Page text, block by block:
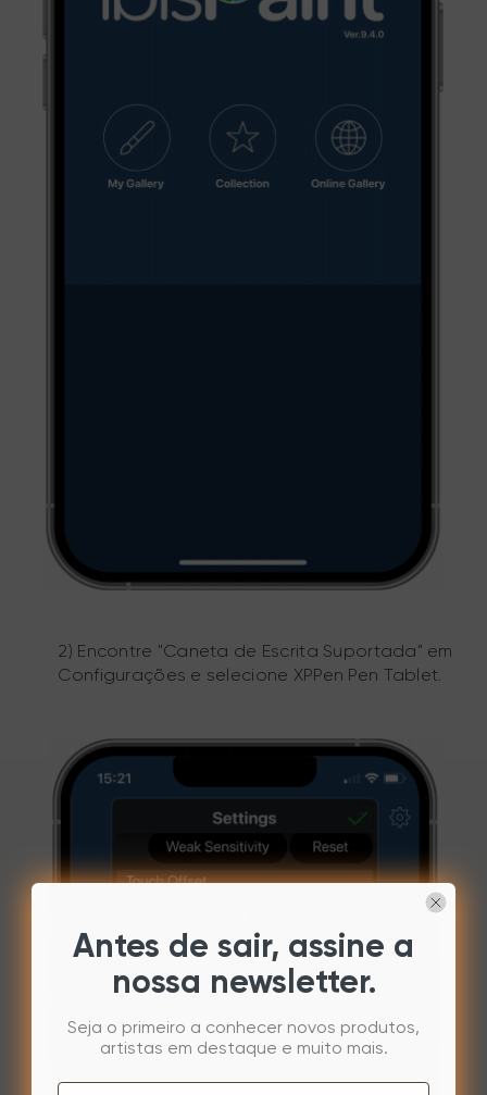
2) Encontre "Caneta de Escrita Suportada" em
Configurações e selecione XPPen Pen Tablet.
Antes de sair, assine a
nossa newsletter.
Seja o primeiro a conhecer novos produtos,
artistas em destaque e muito mais.